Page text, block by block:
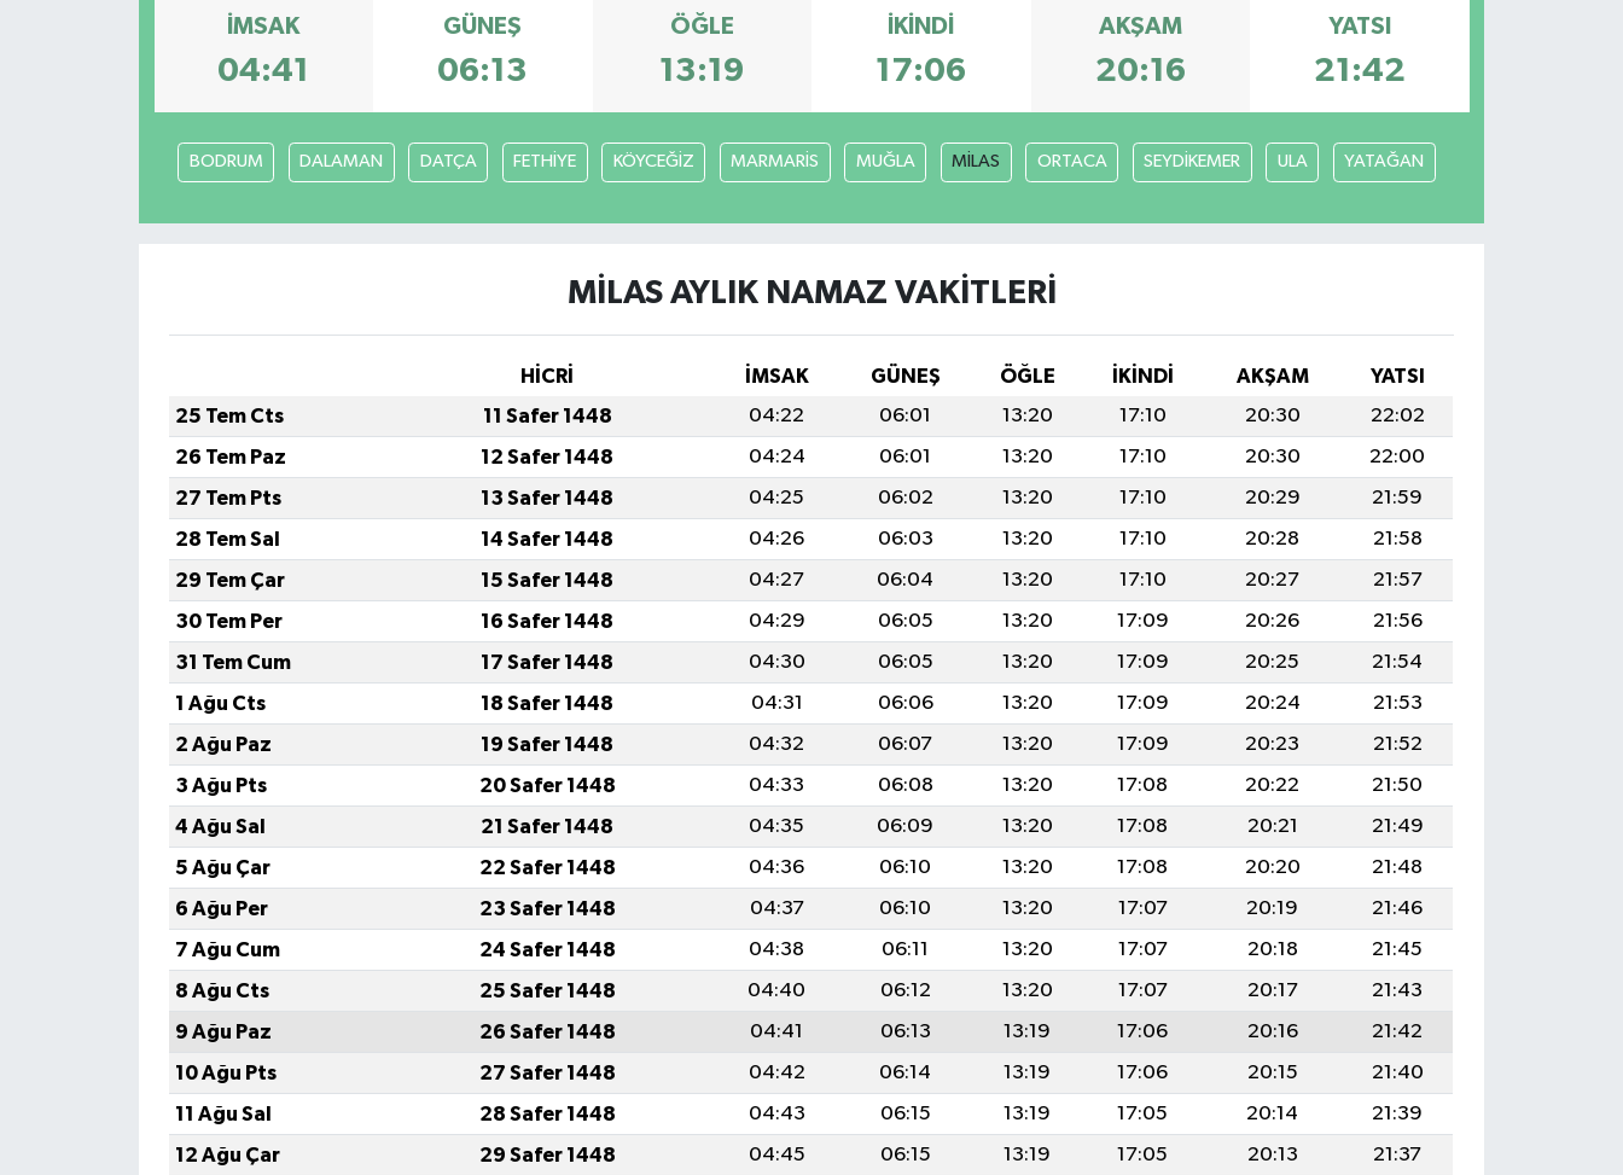
İMSAK
04:41
GÜNEŞ
06:13
ÖĞLE
13:19
İKINDI
17:06
AKŞAM
20:16
YATSI
21:42
BODRUM DALAMAN DATÇA FETHİYE KÖYCEĞİZ MARMARİS MUĞLA MİLAS ORTACA SEYDİKEMER ULA YATAĞAN
MİLAS AYLIK NAMAZ VAKITLERI
HİCRİ İMSAK GÜNEŞ ÖĞLE İKINDI AKŞAM
YATSI
25 Tem Cts
11 Safer 1448 04:22 06:01 13:20 17:10 20:30
22:02
26 Tem Paz
12 Safer 1448 04:24 06:01 13:20 17:10 20:30
22:00
27 Tem Pts
13 Safer 1448 04:25 06:02 13:20 17:10 20:29
21:59
28 Tem Sal
14 Safer 1448 04:26 06:03 13:20 17:10 20:28
21:58
29 Tem Çar
15 Safer 1448 04:27 06:04 13:20 17:10 20:27
21:57
30 Tem Per
16 Safer 1448 04:29 06:05 13:20 17:09 20:26
21:56
31 Tem Cum
17 Safer 1448 04:30 06:05 13:20 17:09 20:25
21:54
1 Ağu Cts
18 Safer 1448 04:31 06:06 13:20 17:09 20:24
21:53
2 Ağu Paz
19 Safer 1448 04:32 06:07 13:20 17:09 20:23
21:52
3 Ağu Pts
20 Safer 1448 04:33 06:08 13:20 17:08 20:22
21:50
4 Ağu Sal
21 Safer 1448 04:35 06:09 13:20 17:08 20:21
21:49
5 Ağu Çar
22 Safer 1448 04:36 06:10 13:20 17:08 20:20
21:48
6 Ağu Per
23 Safer 1448 04:37 06:10 13:20 17:07 20:19
21:46
7 Ağu Cum
24 Safer 1448 04:38 06:11 13:20 17:07 20:18
21:45
8 Ağu Cts
25 Safer 1448 04:40 06:12 13:20 17:07 20:17
21:43
9 Ağu Paz
26 Safer 1448 04:41 06:13 13:19 17:06 20:16
21:42
10 Ağu Pts
27 Safer 1448 04:42 06:14 13:19 17:06 20:15
21:40
11 Ağu Sal
28 Safer 1448 04:43 06:15 13:19 17:05 20:14
21:39
12 Ağu Çar
29 Safer 1448 04:45 06:15 13:19 17:05 20:13
21:37